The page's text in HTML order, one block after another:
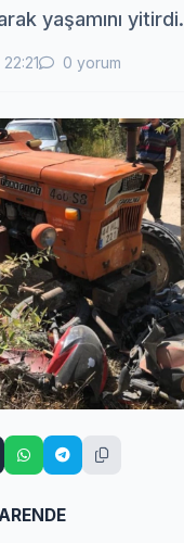
yaşamını yitirdi.
0 yorum